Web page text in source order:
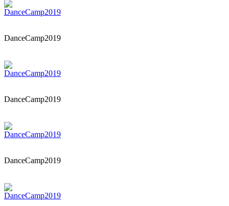
DanceCamp2019
DanceCamp2019
DanceCamp2019